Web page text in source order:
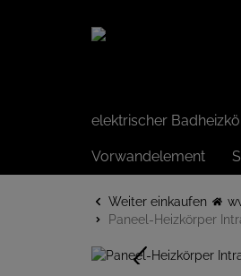
elektrischer
Vorwandelement
Weiter einkaufen
Paneel-Heizkörper